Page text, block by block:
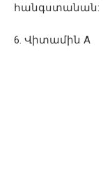
հանգստանան:
6. Վիտամին А